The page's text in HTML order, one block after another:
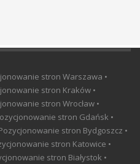
stron Warszawa •
stron Kraków •
stron Wrocław •
stron Gdańsk •
stron Bydgoszcz •
stron Katowice •
stron Białystok •